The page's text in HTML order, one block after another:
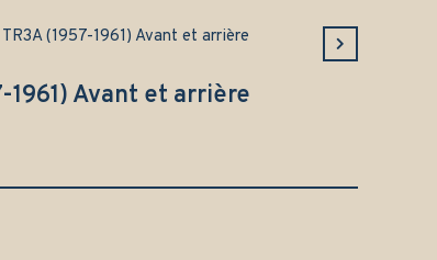
TR3A (1957-1961) Avant et arrière
1961) Avant et arrière